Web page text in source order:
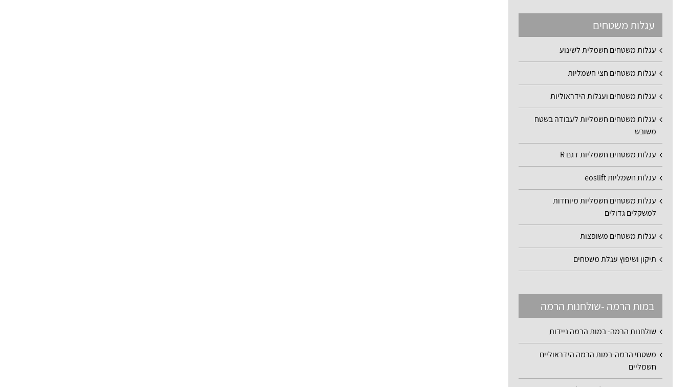
עגלות משטחים
עגלות משטחים חשמלית לשינוע
עגלות משטחים חצי חשמליות
עגלות משטחים ועגלות הידראוליות
עגלות משטחים חשמליות לעבודה בשטח
משובש
עגלות משטחים חשמליות דגם R
עגלות חשמליות eoslift
עגלות משטחים חשמליות מיוחדות
למשקלים גדולים
עגלות משטחים משופצות
תיקון ושיפוץ עגלת משטחים
במות הרמה -שולחנות הרמה
שולחנות הרמה- במות הרמה ניידות
משטחי הרמה-במות הרמה הידראוליים
חשמליים